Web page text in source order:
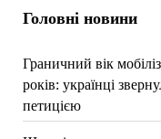
Головні новини
Граничний вік
років: українці
петицією